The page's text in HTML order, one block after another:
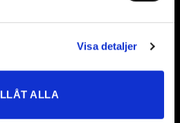
Visa detaljer
ALLA